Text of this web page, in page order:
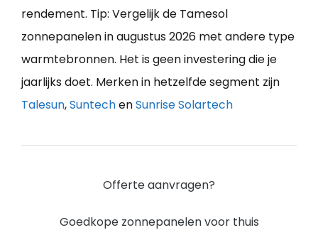
rendement. Tip: Vergelijk de Tamesol
zonnepanelen in augustus 2026 met andere type
warmtebronnen. Het is geen investering die je
jaarlijks doet. Merken in hetzelfde segment zijn
Talesun,SuntechenSunrise Solartech
Offerte aanvragen?
Goedkope zonnepanelen voor thuis